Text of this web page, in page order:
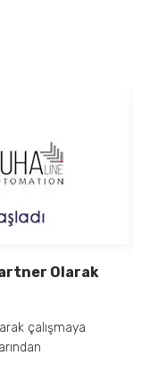
Olarak
çalışmaya